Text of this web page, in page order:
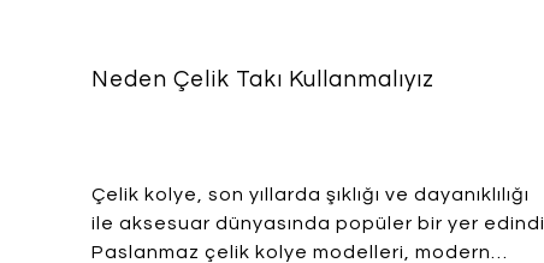
Neden Çelik Takı Kullanmalıyız
Çelik kolye, son yıllarda şıklığı ve dayanıklılığı
ile aksesuar dünyasında popüler bir yer edindi.
Paslanmaz çelik kolye modelleri, modern